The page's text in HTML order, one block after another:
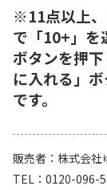
※11点以上
で「10+」を
ボタンを押
に入れる」
です。
販売者
株式会社
TEL
0120-096-